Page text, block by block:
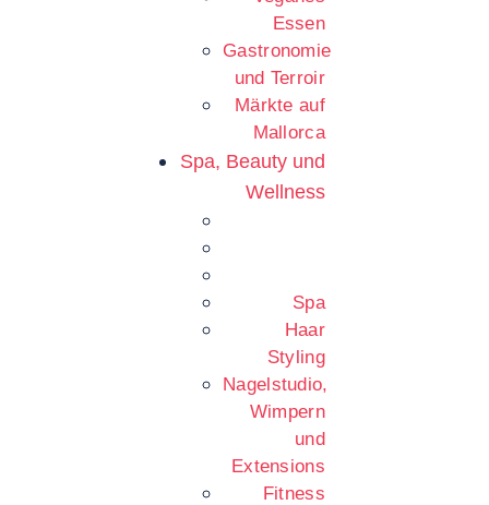
Essen
Gastronomie
und Terroir
Märkte auf
Mallorca
Spa, Beauty und
Wellness
Spa
Haar
Styling
Nagelstudio,
Wimpern
und
Extensions
Fitness